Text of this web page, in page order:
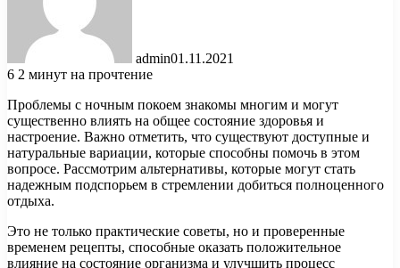
admin01.11.2021
6 2 минут на прочтение
Проблемы с ночным покоем знакомы многим и могут
существенно влиять на общее состояние здоровья и
настроение. Важно отметить, что существуют доступные и
натуральные вариации, которые способны помочь в этом
вопросе. Рассмотрим альтернативы, которые могут стать
надежным подспорьем в стремлении добиться полноценного
отдыха.
Это не только практические советы, но и проверенные
временем рецепты, способные оказать положительное
влияние на состояние организма и улучшить процесс